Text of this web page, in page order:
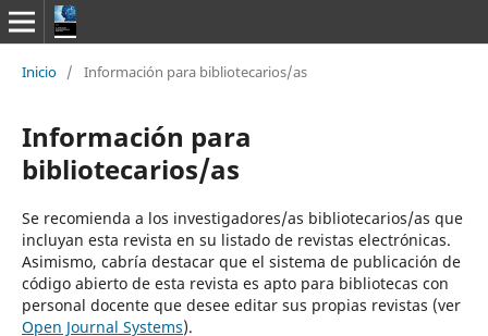
Inicio / Información para bibliotecarios/as
Información para
bibliotecarios/as
Se recomienda a los investigadores/as bibliotecarios/as que
incluyan esta revista en su listado de revistas electrónicas.
Asimismo, cabría destacar que el sistema de publicación de
código abierto de esta revista es apto para bibliotecas con
personal docente que desee editar sus propias revistas (ver
Open Journal Systems).